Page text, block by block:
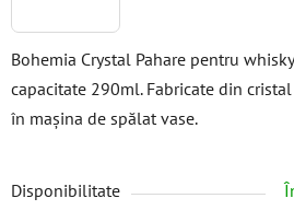
Bohemia Crystal Pahare pentru
capacitate 290ml. Fabricate din
în mașina de spălat vase.
Disponibilitate